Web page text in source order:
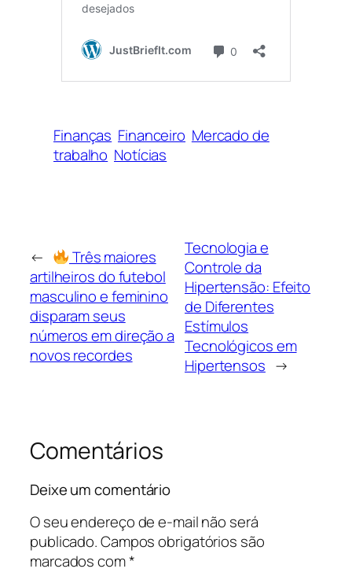
Finanças Financeiro Mercado de
trabalho Notícias
←
Três maiores
artilheiros do futebol
masculino e feminino
disparam seus
números em direção a
novos recordes
Tecnologia e
Controle da
Hipertensão: Efeito
de Diferentes
Estímulos
Tecnológicos em
Hipertensos →
Comentários
Deixe um comentário
O seu endereço de e-mail não será
publicado.Campos obrigatórios são
marcados com*